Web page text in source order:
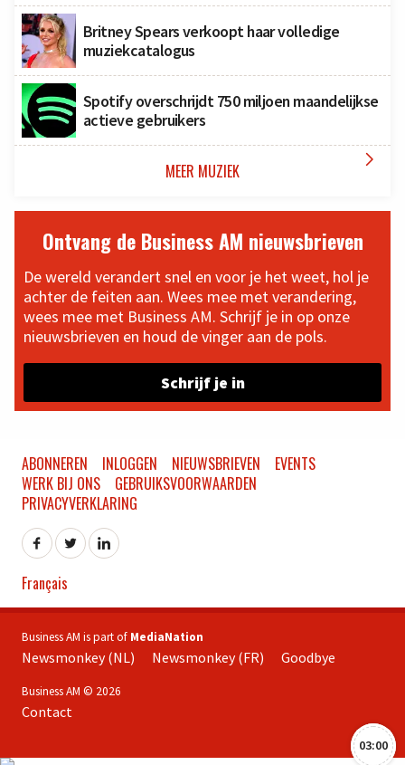
Britney Spears verkoopt haar volledige
muziekcatalogus
Spotify overschrijdt 750 miljoen maandelijkse
actieve gebruikers
MEER MUZIEK 
Ontvang de Business AM nieuwsbrieven
De wereld verandert snel en voor je het weet, hol je
achter de feiten aan. Wees mee met verandering,
wees mee met Business AM. Schrijf je in op onze
nieuwsbrieven en houd de vinger aan de pols.
Schrijf je in
03:00
ABONNEREN INLOGGEN NIEUWSBRIEVEN
EVENTS
WERK BIJ ONS
GEBRUIKSVOORWAARDEN
PRIVACYVERKLARING
Français
Business AM is part of MediaNation
Newsmonkey (NL) Newsmonkey (FR) Goodbye
Business AM © 2026
Contact